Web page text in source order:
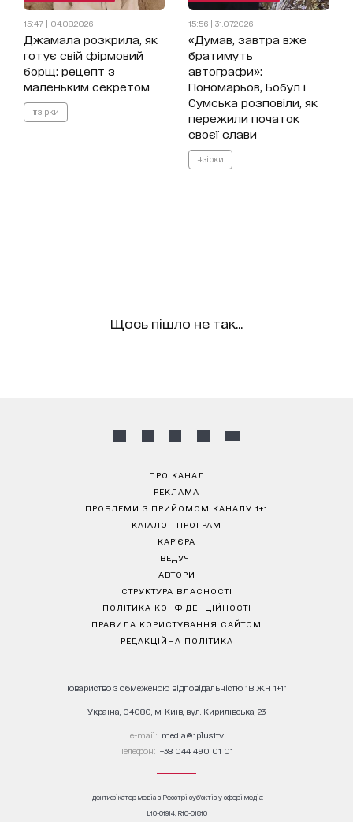
15:47 | 04.08.2026
Джамала розкрила, як
готує свій фірмовий
борщ: рецепт з
маленьким секретом
#зірки
15:56 | 31.07.2026
«Думав, завтра вже
братимуть
автографи»:
Пономарьов, Бобул і
Сумська розповіли, як
пережили початок
своєї слави
#зірки
Щось пішло не так...
ПРО КАНАЛ
РЕКЛАМА
ПРОБЛЕМИ З ПРИЙОМОМ КАНАЛУ 1+1
КАТАЛОГ ПРОГРАМ
КАР’ЄРА
ВЕДУЧІ
АВТОРИ
СТРУКТУРА ВЛАСНОСТІ
ПОЛІТИКА КОНФІДЕНЦІЙНОСТІ
ПРАВИЛА КОРИСТУВАННЯ САЙТОМ
РЕДАКЦІЙНА ПОЛІТИКА
Товариство з обмеженою відповідальністю "ВІЖН 1+1"
Україна, 04080, м. Київ, вул. Кирилівська, 23
е-mail: media@1plus1.tv
Телефон: +38 044 490 01 01
Ідентифікатор медіа в Реєстрі суб’єктів у сфері медіа:
L10-01914, R10-01810